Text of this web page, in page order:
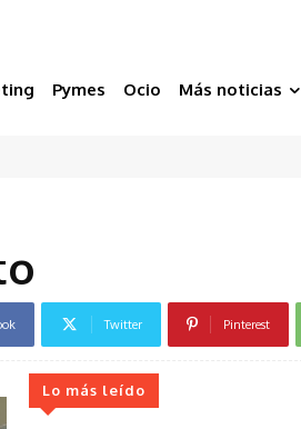
Pymes Ocio Más noticias
Twitter Pinterest
Lo más leído